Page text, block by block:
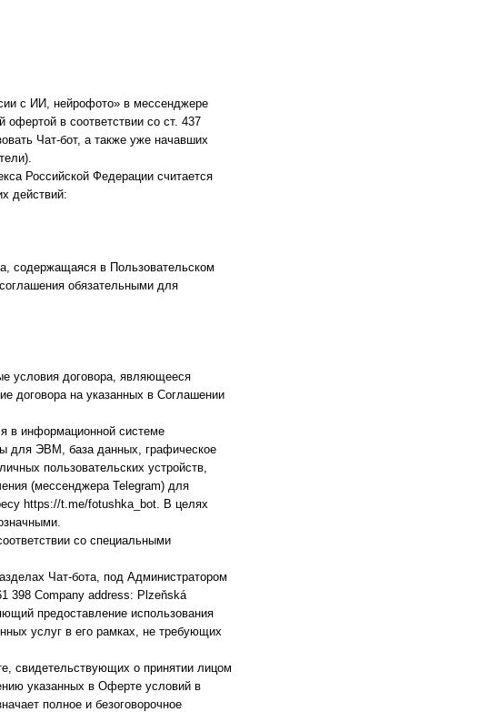
с ИИ, нейрофото» в мессенджере
в соответствии со ст. 437
Чат-бот, а также уже начавших
Российской Федерации считается
действий:
содержащаяся в Пользовательском
обязательными для
условия договора, являющееся
договора на указанных в Соглашении
в информационной системе
для ЭВМ, база данных, графическое
пользовательских устройств,
(мессенджера Telegram) для
https://t.me/fotushka_bot. В целях
со специальными
Чат-бота, под Администратором
398 Company address: Plzeňská
предоставление использования
услуг в его рамках, не требующих
свидетельствующих о принятии лицом
указанных в Оферте условий в
полное и безоговорочное